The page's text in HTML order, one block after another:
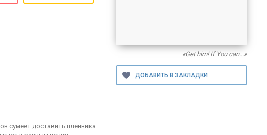
сумеет доставить пленника
«Get him! If You can...»